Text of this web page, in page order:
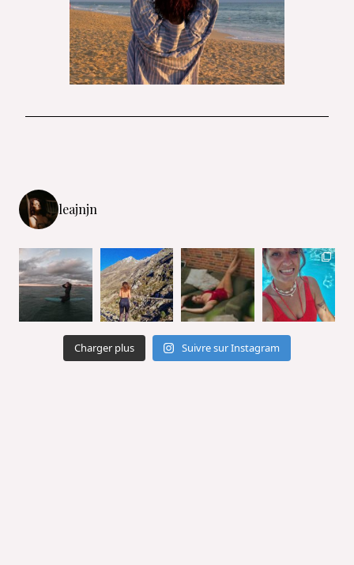
leajnjn
Charger plus Suivre sur Instagram